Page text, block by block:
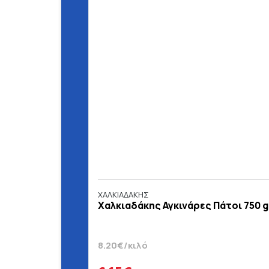
ΧΑΛΚΙΑΔΑΚΗΣ
Χαλκιαδάκης Αγκινάρες Πάτοι 750
8.20€/κιλό